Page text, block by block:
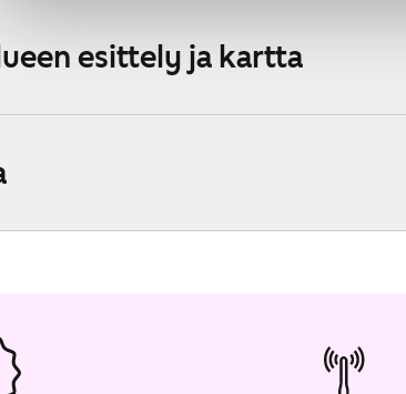
esittely ja kartta